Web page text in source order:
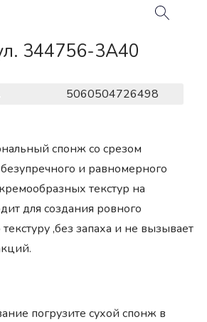
344756-3A40
5060504726498
спонж со срезом
и равномерного
текстур на
для создания ровного
,без запаха и не вызывает
погрузите сухой спонж в